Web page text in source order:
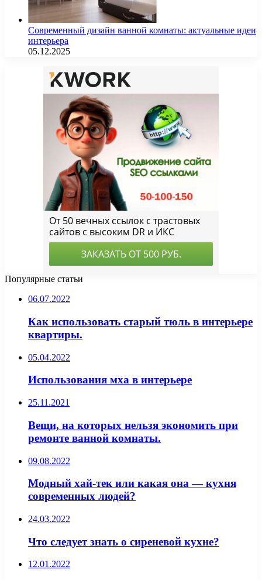
Современный дизайн ванной комнаты: актуальные идеи
интерьера
05.12.2025
Популярные статьи
06.07.2022
Как использовать старый тюль в интерьере
квартиры.
05.04.2022
Использования мха в интерьере
25.11.2021
Вещи, на которых нельзя экономить при
ремонте ванной комнаты.
09.08.2022
Модный хай-тек или какая она — кухня
современных людей?
24.03.2022
Что следует знать о сиреневой кухне?
12.01.2022